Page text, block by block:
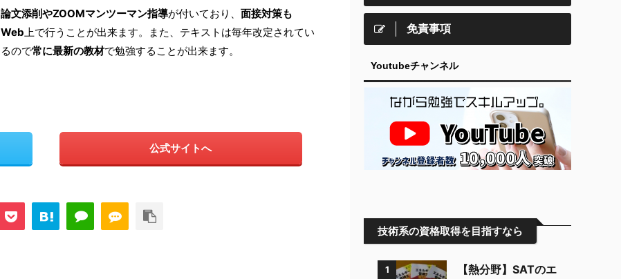
論文添削やZOOMマンツーマン指導が付いており、 面接対策も
Web上で行うことが出来ます。また、テキストは毎年改定されてい
るので常に最新の教材で勉強することが出来ます。
公式サイトへ
免責事項
Youtubeチャンネル
技術系の資格取得を目指すなら
1
【熱分野】SATのエ